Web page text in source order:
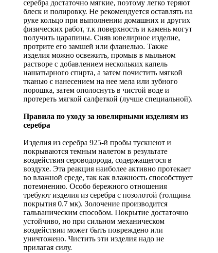
серебра достаточно мягкие, поэтому легко теряют
блеск и полировку. Не рекомендуется оставлять на
руке кольцо при выполнении домашних и других
физических работ, т.к поверхность и камень могут
получить царапины. Сняв ювелирное изделие,
протрите его замшей или фланелью. Также
изделия можно освежить, промыв в мыльном
растворе с добавлением нескольких капель
нашатырного спирта, а затем почистить мягкой
тканью с нанесением на нее мела или зубного
порошка, затем ополоснуть в чистой воде и
протереть мягкой салфеткой (лучше специальной).
Правила по уходу за ювелирными изделиям из
серебра
Изделия из серебра 925-й пробы тускнеют и
покрываются темным налетом в результате
воздействия сероводорода, содержащегося в
воздухе. Эта реакция наиболее активно протекает
во влажной среде, так как влажность способствует
потемнению. Особо бережного отношения
требуют изделия из серебра с позолотой (толщина
покрытия 0.7 мк). Золочение производится
гальваническим способом. Покрытие достаточно
устойчиво, но при сильном механическом
воздействии может быть повреждено или
уничтожено. Чистить эти изделия надо не
прилагая силу.